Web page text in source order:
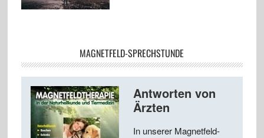
MAGNETFELD-SPRECHSTUNDE
Antworten von
Ärzten
In unserer Magnetfeld-